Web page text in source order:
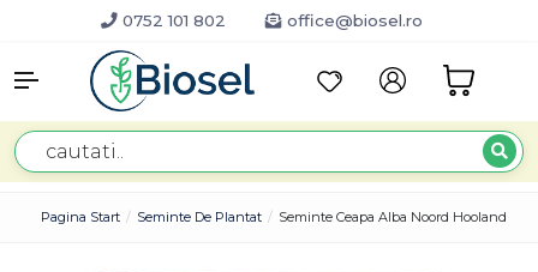
0752 101 802 office@biosel.ro
Pagina Start Seminte De Plantat Seminte Ceapa Alba Noord Hooland